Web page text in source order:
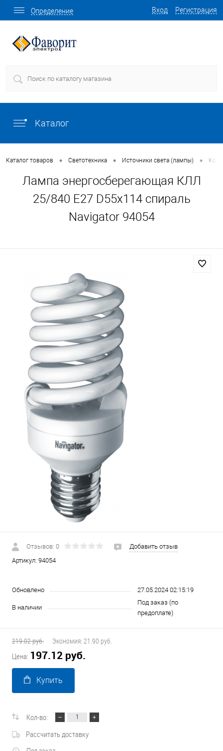
Вход Регистрация
Определение
Каталог
Каталог товаров • Светотехника • Источники света (лампы) •
Лампа энергосберегающая КЛЛ
25/840 Е27 D55x114 спираль
Navigator 94054
Отзывов: 0
Добавить отзыв
Артикул: 94054
Обновлено 27.05.2024 02:15:19
В наличии
Под заказ (по
предоплате)
219.02 руб. Экономия: 21.90 руб.
Цена: 197.12 руб.
Купить
Кол-во:
Рассчитать доставку